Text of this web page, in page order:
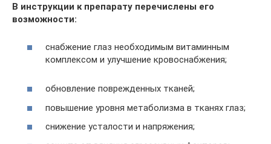
В инструкции к препарату перечислены его
возможности:
снабжение глаз необходимым витаминным
комплексом и улучшение кровоснабжения;
обновление поврежденных тканей;
повышение уровня метаболизма в тканях глаз;
снижение усталости и напряжения;